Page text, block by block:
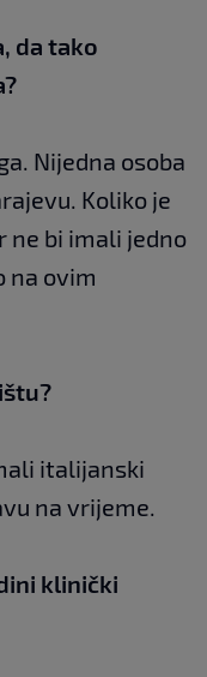
da tako
Nijedna osoba
Koliko je
ne bi imali jedno
na ovim
italijanski
na vrijeme.
klinički